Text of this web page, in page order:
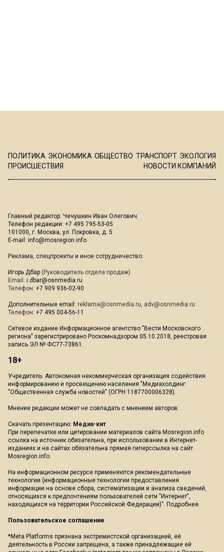
ПОЛИТИКА ЭКОНОМИКА ОБЩЕСТВО ТРАНСПОРТ ЭКОЛОГИЯ
ПРОИСШЕСТВИЯ
НОВОСТИ КОМПАНИЙ
Главный редактор: Чечушкин Иван Олегович.
Телефон редакции: +7 495 795-53-05
101000, г. Москва, ул. Покровка, д. 5
E-mail: info@mosregion.info
Реклама, спецпроекты и иное сотрудничество:
Игорь Дбар (Руководитель отдела продаж)
Email: i.dbar@osnmedia.ru
Телефон: +7 909 936-02-90
Дополнительные email: reklama@osnmedia.ru, adv@osnmedia.ru
Телефон: +7 495 004-56-11
Сетевое издание Информационное агентство "Вести Московского
региона" зарегистрировано Роскомнадзором 05.10.2018, реестровая
запись ЭЛ № ФС77-73861.
18+
Учредитель: Автономная некоммерческая организация содействия
информированию и просвещению населения "Медиахолдинг
"Общественная служба новостей" (ОГРН 1187700006328).
Мнение редакции может не совпадать с мнением авторов.
Скачать презентацию: Медиа-кит
При перепечатке или цитировании материалов сайта Mosregion.info
ссылка на источник обязательна, при использовании в Интернет-
изданиях и на сайтах обязательна прямая гиперссылка на сайт
Mosregion.info.
На информационном ресурсе применяются рекомендательные
технологии (информационные технологии предоставления
информации на основе сбора, систематизации и анализа сведений,
относящихся к предпочтениям пользователей сети "Интернет",
находящихся на территории Российской Федерации)". Подробнее.
Пользовательское соглашение
*Meta Platforms признана экстремистской организацией, её
деятельность в России запрещена, а также принадлежащие ей